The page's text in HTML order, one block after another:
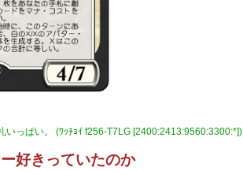
いっぱい。 (ﾜｯﾁｮｲ f256-T7LG [2400:2413:9560:3300:*])
好きっていたのか